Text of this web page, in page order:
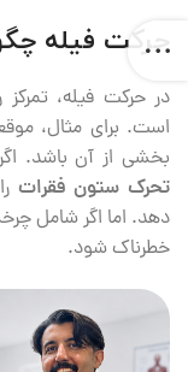
حرکت فیله
در حرکت فیله،
است. برای مثال،
بخشی از آن باشد.
تحرک ستون فقرات
دهد. اما اگر شامل
خطرناک شود.